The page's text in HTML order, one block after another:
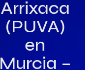
Arrixaca
(PUVA)
en
Murcia –